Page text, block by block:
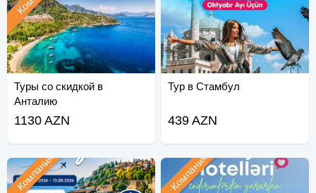
Туры со скидкой в
Анталию
1130 AZN
Тур в Стамбул
439 AZN
Компания Компания